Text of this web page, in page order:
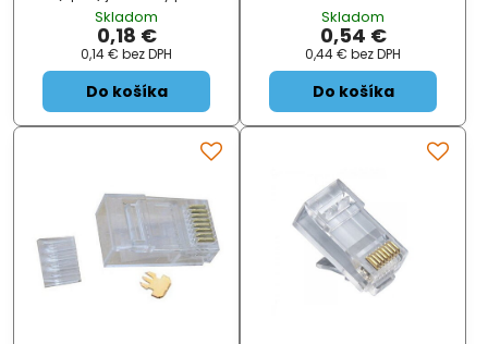
zakončení kabelů
strukturované kabeláže.
ZÁKLADNÍ SPECIFIKACE; Typ
konektoru: RJ45; Kategorie:
Ca...
Skladom
0,18 €
0,14 € bez DPH
Do košíka
vhodné pro kabely FTP, drát,
4pár, Cat 6. ZÁKLADNÍ
SPECIFIKACE; Typ konektoru:
RJ45...
Skladom
0,54 €
0,44 € bez DPH
Do košíka